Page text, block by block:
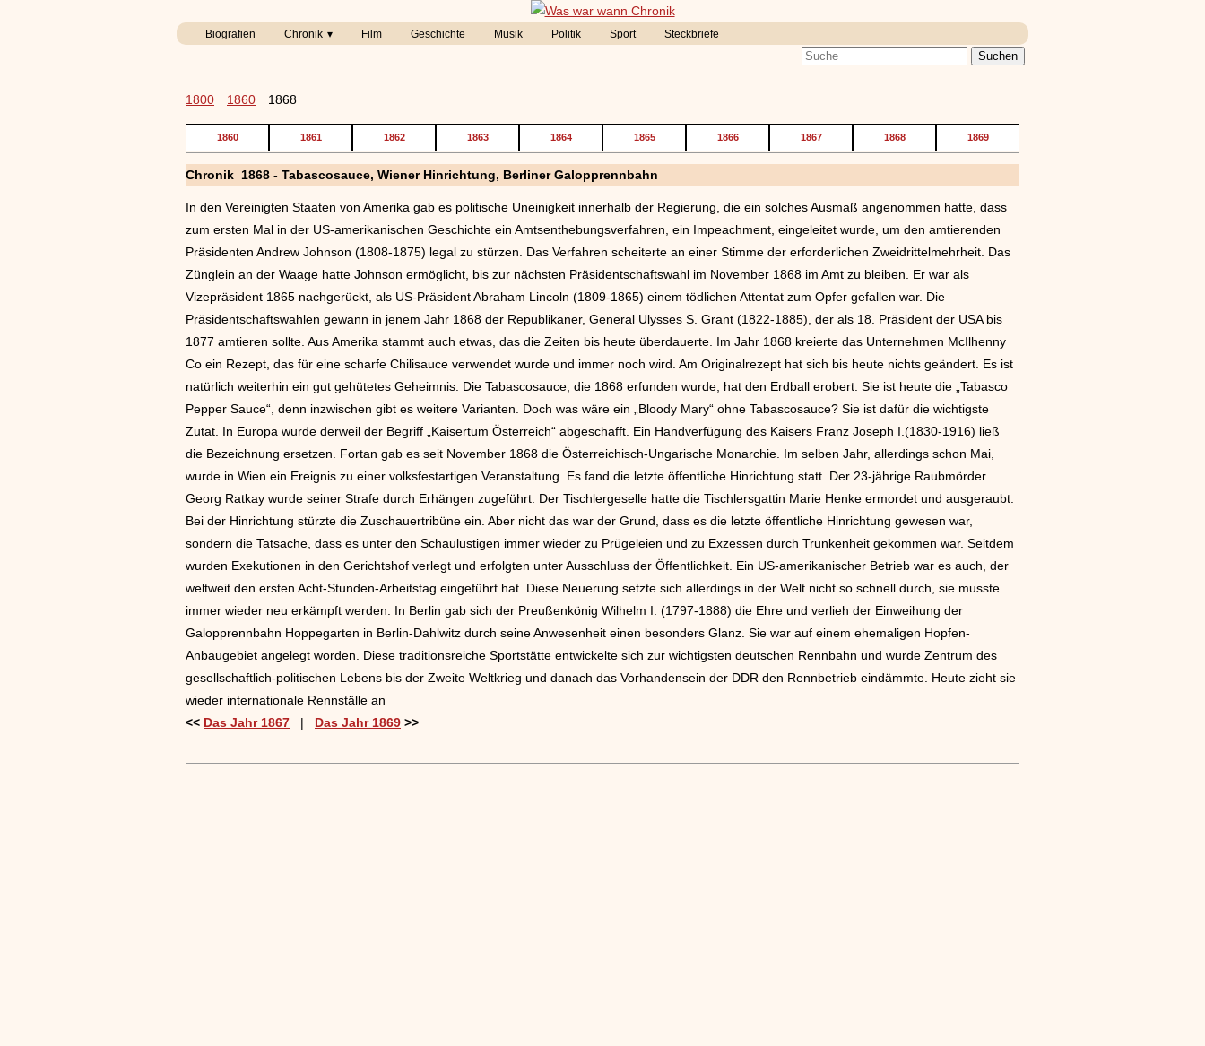
Biografien Chronik Film Geschichte Musik Politik Sport Steckbriefe
1800 1860 1868
1860 1861 1862 1863 1864 1865 1866 1867 1868 1869
Chronik 1868 - Tabascosauce, Wiener Hinrichtung, Berliner Galopprennbahn
In den Vereinigten Staaten von Amerika gab es politische Uneinigkeit innerhalb der Regierung, die ein solches Ausmaß angenommen hatte, dass
zum ersten Mal in der US-amerikanischen Geschichte ein Amtsenthebungsverfahren, ein Impeachment, eingeleitet wurde, um den amtierenden
Präsidenten Andrew Johnson (1808-1875) legal zu stürzen. Das Verfahren scheiterte an einer Stimme der erforderlichen Zweidrittelmehrheit. Das
Zünglein an der Waage hatte Johnson ermöglicht, bis zur nächsten Präsidentschaftswahl im November 1868 im Amt zu bleiben. Er war als
Vizepräsident 1865 nachgerückt, als US-Präsident Abraham Lincoln (1809-1865) einem tödlichen Attentat zum Opfer gefallen war. Die
Präsidentschaftswahlen gewann in jenem Jahr 1868 der Republikaner, General Ulysses S. Grant (1822-1885), der als 18. Präsident der USA bis
1877 amtieren sollte. Aus Amerika stammt auch etwas, das die Zeiten bis heute überdauerte. Im Jahr 1868 kreierte das Unternehmen McIlhenny
Co ein Rezept, das für eine scharfe Chilisauce verwendet wurde und immer noch wird. Am Originalrezept hat sich bis heute nichts geändert. Es ist
natürlich weiterhin ein gut gehütetes Geheimnis. Die Tabascosauce, die 1868 erfunden wurde, hat den Erdball erobert. Sie ist heute die „Tabasco
Pepper Sauce“, denn inzwischen gibt es weitere Varianten. Doch was wäre ein „Bloody Mary“ ohne Tabascosauce? Sie ist dafür die wichtigste
Zutat. In Europa wurde derweil der Begriff „Kaisertum Österreich“ abgeschafft. Ein Handverfügung des Kaisers Franz Joseph I.(1830-1916) ließ
die Bezeichnung ersetzen. Fortan gab es seit November 1868 die Österreichisch-Ungarische Monarchie. Im selben Jahr, allerdings schon Mai,
wurde in Wien ein Ereignis zu einer volksfestartigen Veranstaltung. Es fand die letzte öffentliche Hinrichtung statt. Der 23-jährige Raubmörder
Georg Ratkay wurde seiner Strafe durch Erhängen zugeführt. Der Tischlergeselle hatte die Tischlersgattin Marie Henke ermordet und ausgeraubt.
Bei der Hinrichtung stürzte die Zuschauertribüne ein. Aber nicht das war der Grund, dass es die letzte öffentliche Hinrichtung gewesen war,
sondern die Tatsache, dass es unter den Schaulustigen immer wieder zu Prügeleien und zu Exzessen durch Trunkenheit gekommen war. Seitdem
wurden Exekutionen in den Gerichtshof verlegt und erfolgten unter Ausschluss der Öffentlichkeit. Ein US-amerikanischer Betrieb war es auch, der
weltweit den ersten Acht-Stunden-Arbeitstag eingeführt hat. Diese Neuerung setzte sich allerdings in der Welt nicht so schnell durch, sie musste
immer wieder neu erkämpft werden. In Berlin gab sich der Preußenkönig Wilhelm I. (1797-1888) die Ehre und verlieh der Einweihung der
Galopprennbahn Hoppegarten in Berlin-Dahlwitz durch seine Anwesenheit einen besonders Glanz. Sie war auf einem ehemaligen Hopfen-
Anbaugebiet angelegt worden. Diese traditionsreiche Sportstätte entwickelte sich zur wichtigsten deutschen Rennbahn und wurde Zentrum des
gesellschaftlich-politischen Lebens bis der Zweite Weltkrieg und danach das Vorhandensein der DDR den Rennbetrieb eindämmte. Heute zieht sie
wieder internationale Rennställe an
<< Das Jahr 1867 | Das Jahr 1869 >>